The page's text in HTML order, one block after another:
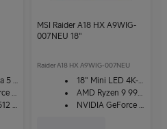
MSI Raider A18 HX A9WIG-
007NEU 18"
Raider A18 HX A9WIG-007NEU
18" Mini LED 4K-näyttö
AMD Ryzen 9 9955HX3D
NVIDIA GeForce RTX 5080